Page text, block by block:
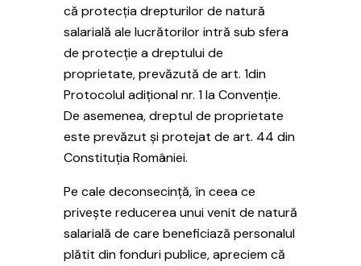
că protecția drepturilor de natură
salarială ale lucrătorilor intră sub sfera
de protecție a dreptului de
proprietate, prevăzută de art. 1din
Protocolul adițional nr. 1 la Convenție.
De asemenea, dreptul de proprietate
este prevăzut și protejat de art. 44 din
Constituția României.
Pe cale deconsecință, în ceea ce
privește reducerea unui venit de natură
salarială de care beneficiază personalul
plătit din fonduri publice, apreciem că